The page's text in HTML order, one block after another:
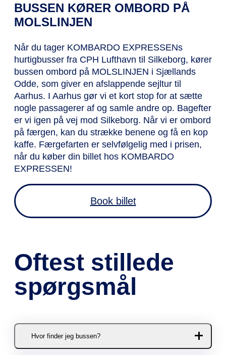
BUSSEN KØRER OMBORD PÅ
MOLSLINJEN
Når du tager KOMBARDO EXPRESSENs
hurtigbusser fra CPH Lufthavn til Silkeborg, kører
bussen ombord på MOLSLINJEN i Sjællands
Odde, som giver en afslappende sejltur til
Aarhus. I Aarhus gør vi et kort stop for at sætte
nogle passagerer af og samle andre op. Bagefter
er vi igen på vej mod Silkeborg. Når vi er ombord
på færgen, kan du strække benene og få en kop
kaffe. Færgefarten er selvfølgelig med i prisen,
når du køber din billet hos KOMBARDO
EXPRESSEN!
Book billet
Oftest stillede
spørgsmål
Hvor finder jeg bussen?